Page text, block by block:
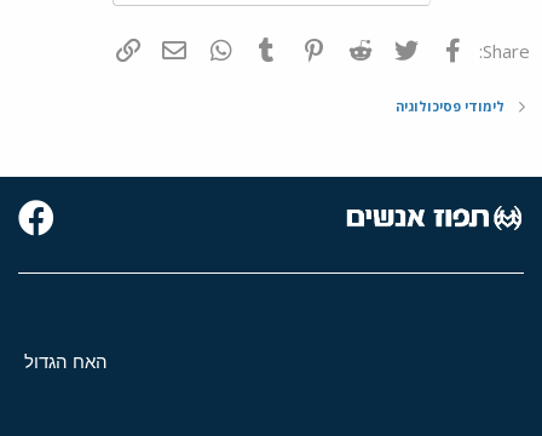
Share: פייסבוק Twitter
Reddit
Pinterest
Tumblr
WhatsAppדואר אלקטרוני
לימודי פסיכולוגיה
האח הגדול